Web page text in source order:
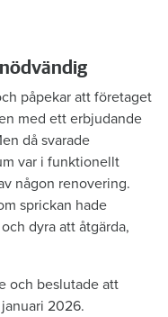
påpekar att företaget
med ett erbjudande
då svarade
var i funktionellt
någon renovering.
sprickan hade
dyra att åtgärda,
och beslutade att
2026.